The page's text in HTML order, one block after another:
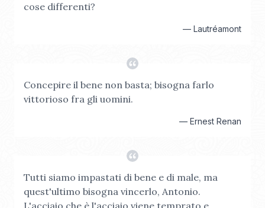
cose differenti?
— Lautréamont
Concepire il bene non basta; bisogna farlo
vittorioso fra gli uomini.
— Ernest Renan
Tutti siamo impastati di bene e di male, ma
quest'ultimo bisogna vincerlo, Antonio.
L'acciaio che è l'acciaio viene temprato e